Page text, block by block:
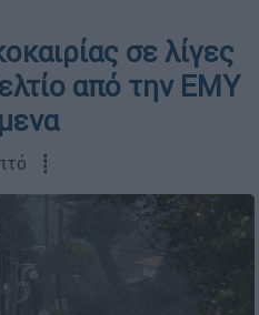
σε λίγες
από την ΕΜΥ
┋